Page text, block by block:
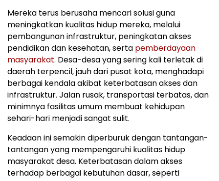
Mereka terus berusaha mencari solusi guna
meningkatkan kualitas hidup mereka, melalui
pembangunan infrastruktur, peningkatan akses
pendidikan dan kesehatan, serta pemberdayaan
masyarakat. Desa-desa yang sering kali terletak di
daerah terpencil, jauh dari pusat kota, menghadapi
berbagai kendala akibat keterbatasan akses dan
infrastruktur. Jalan rusak, transportasi terbatas, dan
minimnya fasilitas umum membuat kehidupan
sehari-hari menjadi sangat sulit.
Keadaan ini semakin diperburuk dengan tantangan-
tantangan yang mempengaruhi kualitas hidup
masyarakat desa. Keterbatasan dalam akses
terhadap berbagai kebutuhan dasar, seperti